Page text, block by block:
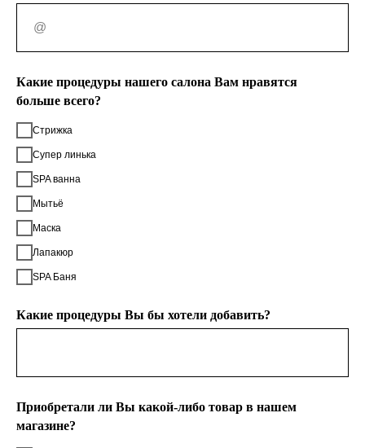
Какие процедуры нашего салона Вам нравятся
больше всего?
Стрижка
Супер линька
SPA ванна
Мытьё
Маска
Лапакюр
SPA Баня
Какие процедуры Вы бы хотели добавить?
Приобретали ли Вы какой-либо товар в нашем
магазине?